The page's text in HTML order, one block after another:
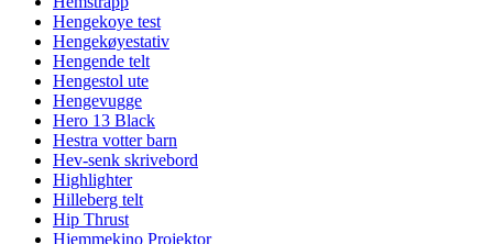
Hengekoye test
Hengekøyestativ
Hengende telt
Hengestol ute
Hengevugge
Hero 13 Black
Hestra votter barn
Hev-senk skrivebord
Highlighter
Hilleberg telt
Hip Thrust
Hjemmekino Projektor